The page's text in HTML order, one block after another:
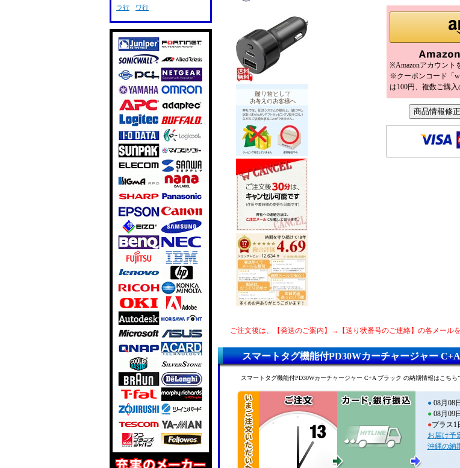
※Amazonアカウント
※クーポンコード「
は100円、複数ご購入
ご注文後は、【発送のご案内】→【送り状番号のご連絡】の各メールを
スマートタグ機能付PD30Wカーチャージャー
スマートタグ機能付PD30Wカーチャージャー C+A ブラック の納期情報はこちら
●08月08
●08月09
●プラス1
お届け予
沖縄の納
ラ行 ワ行